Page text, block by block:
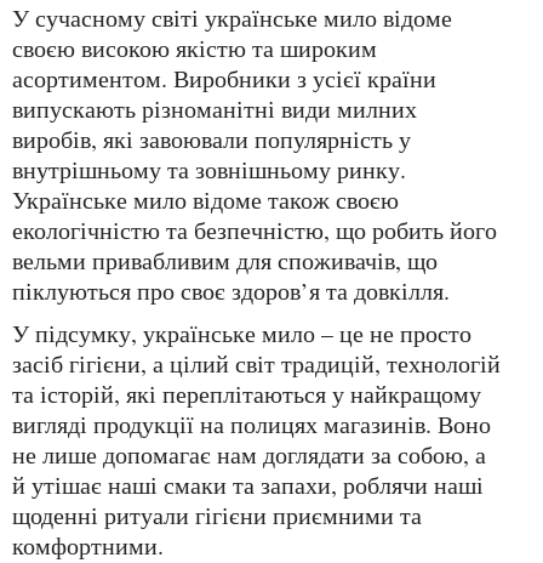
У сучасному світі українське мило відоме
своєю високою якістю та широким
асортиментом. Виробники з усієї країни
випускають різноманітні види милних
виробів, які завоювали популярність у
внутрішньому та зовнішньому ринку.
Українське мило відоме також своєю
екологічністю та безпечністю, що робить його
вельми привабливим для споживачів, що
піклуються про своє здоров’я та довкілля.
У підсумку, українське мило – це не просто
засіб гігієни, а цілий світ традицій, технологій
та історій, які переплітаються у найкращому
вигляді продукції на полицях магазинів. Воно
не лише допомагає нам доглядати за собою, а
й утішає наші смаки та запахи, роблячи наші
щоденні ритуали гігієни приємними та
комфортними.